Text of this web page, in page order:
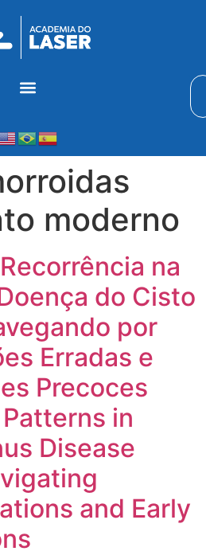
moderno
na
do Cisto
por
Erradas e
Precoces
in
Disease
and Early